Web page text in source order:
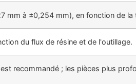
mm à ±0,254 mm), en fonction de la
du flux de résine et de l'outillage.
recommandé ; les pièces plus